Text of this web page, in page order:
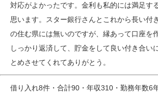
対応がよかったです。金利も私的には満足す
思います。スター銀行さんとこれから長い付
の住む県には無いのですが、縁あって口座を
しっかり返済して、貯金をして良い付き合い
とめさせてくれてありがとう。
借り入れ8件・合計90・年収310・勤務年数6